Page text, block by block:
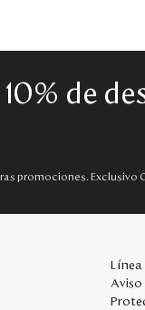
de
promociones. Exclusivo
Aviso